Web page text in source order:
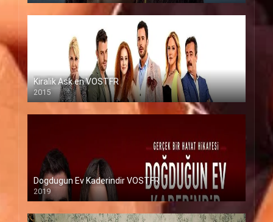
Kiralik Ask en VOSTFR
2015
Dogdugun Ev Kaderindir VOSTFR
2019